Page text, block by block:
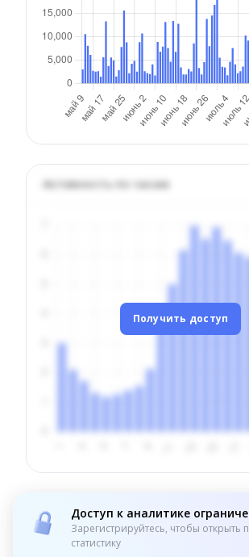
Активность по часам
Получить доступ
Доступ к аналитике
Зарегистрируйтесь, чтобы открыть
статистику